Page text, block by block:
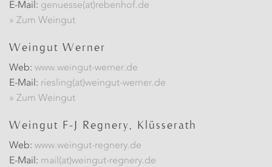
E-Mail: genuesse(at)rebenhof.de
» Zum Weingut
Weingut Werner
Web: www.weingut-werner.de
E-Mail: riesling(at)weingut-werner.de
» Zum Weingut
Weingut F-J Regnery, Klüsserath
Web: www.weingut-regnery.de
E-Mail: mail(at)weingut-regnery.de